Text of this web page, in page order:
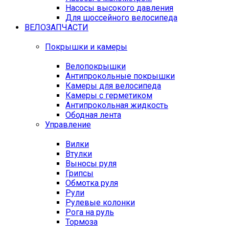
Насосы высокого давления
Для шоссейного велосипеда
ВЕЛОЗАПЧАСТИ
Покрышки и камеры
Велопокрышки
Антипрокольные покрышки
Камеры для велосипеда
Камеры с герметиком
Антипрокольная жидкость
Ободная лента
Управление
Вилки
Втулки
Выносы руля
Грипсы
Обмотка руля
Рули
Рулевые колонки
Рога на руль
Тормоза